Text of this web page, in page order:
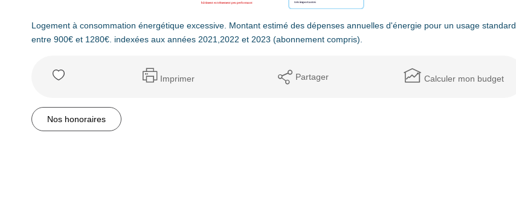
Logement à consommation énergétique excessive. Montant estimé des dépenses annuelles d'énergie pour un usage standard
entre 900€ et 1280€. indexées aux années 2021,2022 et 2023 (abonnement compris).
Imprimer Partager Calculer mon budget
Nos honoraires